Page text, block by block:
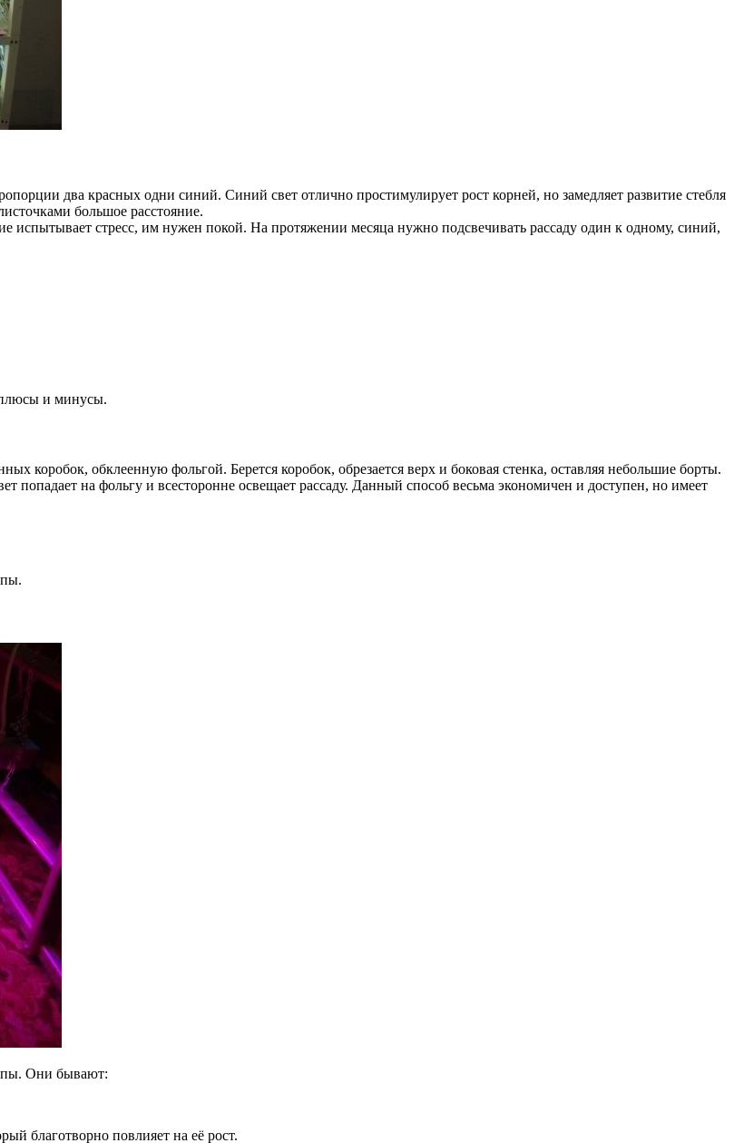
два красных одни синий. Синий свет отлично простимулирует рост корней, но замедляет развитие стебля
большое расстояние.
испытывает стресс, им нужен покой. На протяжении месяца нужно подсвечивать рассаду один к одному, синий,
плюсы и минусы.
коробок, обклеенную фольгой. Берется коробок, обрезается верх и боковая стенка, оставляя небольшие борты.
попадает на фольгу и всесторонне освещает рассаду. Данный способ весьма экономичен и доступен, но имеет
Они бывают:
благотворно повлияет на её рост.